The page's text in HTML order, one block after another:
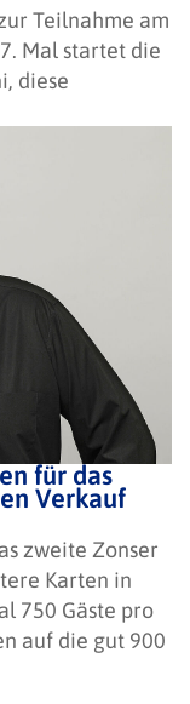
Teilnahme am
Mal startet die
diese
für das
Verkauf
zweite Zonser
Karten in
750 Gäste pro
auf die gut 900